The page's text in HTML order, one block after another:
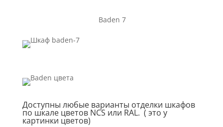
Baden 7
Доступны любые варианты отделки шкафов
по шкале цветов NCS или RAL. ( это у
картинки цветов)